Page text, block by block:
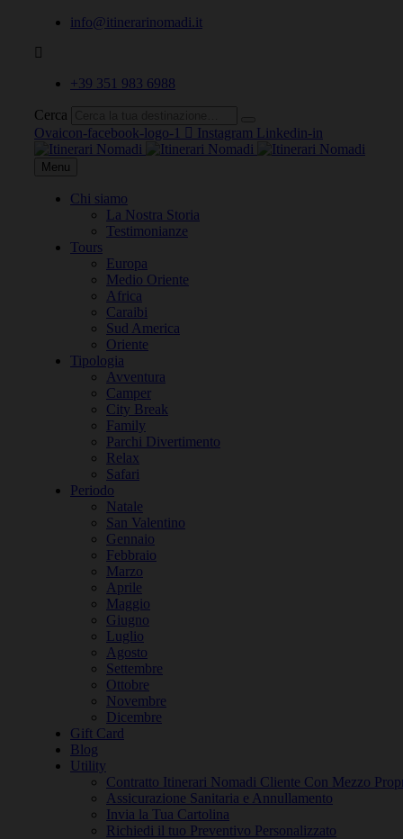
info@itinerarinomadi.it
+39 351 983 6988
Cerca
Ovaicon-facebook-logo-1
Instagram Linkedin-in
Menu
Chi siamo
La Nostra Storia
Testimonianze
Tours
Europa
Medio Oriente
Africa
Caraibi
Sud America
Oriente
Tipologia
Avventura
Camper
City Break
Family
Parchi Divertimento
Relax
Safari
Periodo
Natale
San Valentino
Gennaio
Febbraio
Marzo
Aprile
Maggio
Giugno
Luglio
Agosto
Settembre
Ottobre
Novembre
Dicembre
Gift Card
Blog
Utility
Contratto Itinerari Nomadi Cliente Con Mezzo
Assicurazione Sanitaria e Annullamento
Invia la Tua Cartolina
Richiedi il tuo Preventivo Personalizzato